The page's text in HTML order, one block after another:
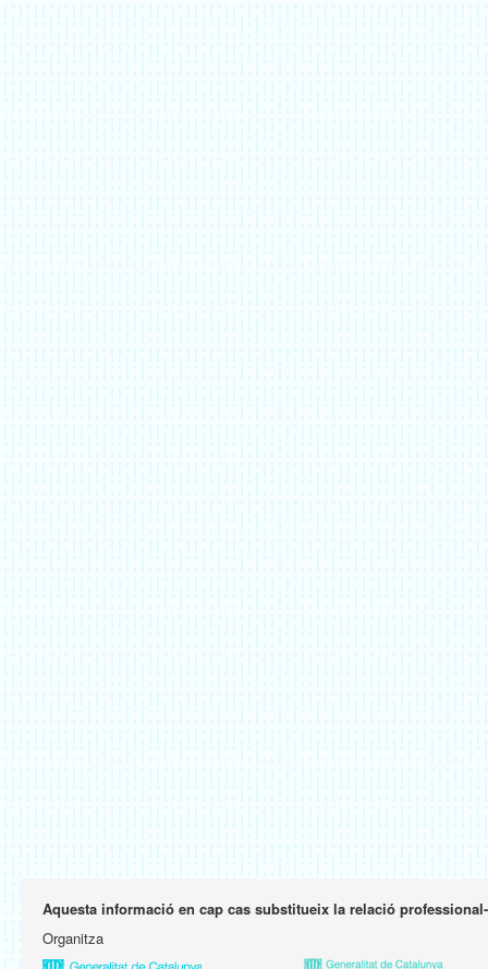
Aquesta informació en cap cas substitueix la relació
Organitza